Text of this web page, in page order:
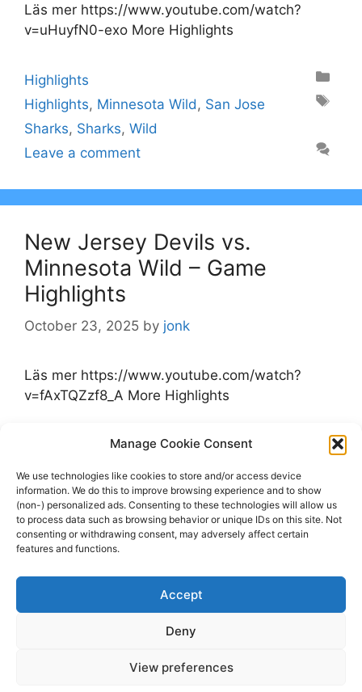
Manage Cookie Consent
We use technologies like cookies to store and/or access device
information. We do this to improve browsing experience and to show
(non-) personalized ads. Consenting to these technologies will allow us
to process data such as browsing behavior or unique IDs on this site. Not
consenting or withdrawing consent, may adversely affect certain
features and functions.
Accept
Deny
View preferences
Läs mer https://www.youtube.com/watch?
v=uHuyfN0-exo More Highlights
Categories
Highlights
Tags
Highlights, Minnesota Wild , San Jose
Sharks, Sharks, Wild
Leave a comment
New Jersey Devils vs.
Minnesota Wild – Game
Highlights
October 23, 2025 by jonk
Läs mer https://www.youtube.com/watch?
v=fAxTQZzf8_A More Highlights
Devils,Highlights ,Minnesota Wild, New
Jersey Devils,Wild
Leave a comment